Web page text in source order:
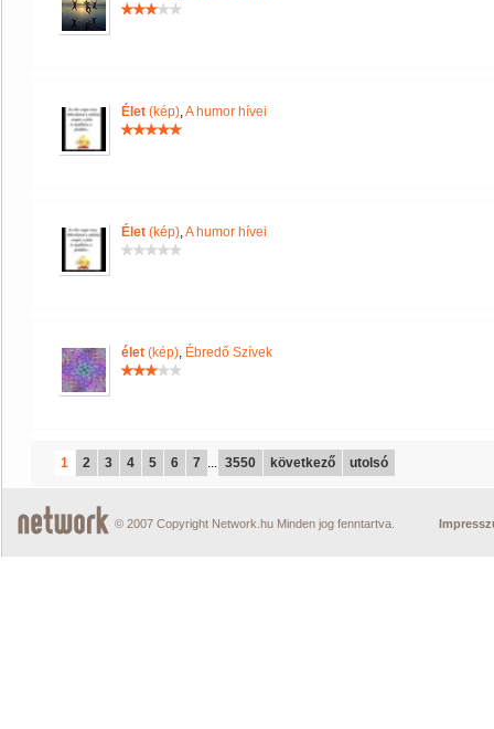
Élet (kép),A humor hívei
Élet (kép),A humor hívei
élet (kép), Ébredő Szívek
1 2 3 4 5 6 7 ... 3550 következő utolsó
© 2007 Copyright Network.hu Minden jog fenntartva.